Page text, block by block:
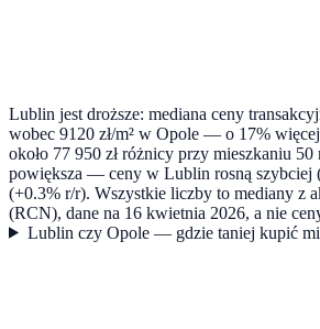
Lublin jest droższe: mediana ceny
wobec 9120 zł/m² w Opole — o 17% więcej
około 77 950 zł różnicy przy mieszkaniu 50
powiększa — ceny w Lublin rosną szybciej
(+0.3% r/r). Wszystkie liczby to mediany z
(RCN), dane na 16 kwietnia 2026, a nie
Lublin czy Opole — gdzie taniej kupić